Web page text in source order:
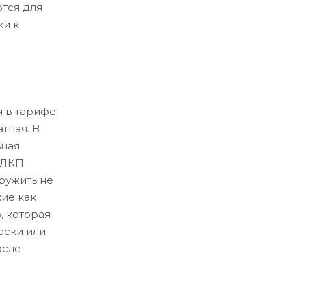
для
к
в тарифе
В
ЛКП
не
как
которая
или